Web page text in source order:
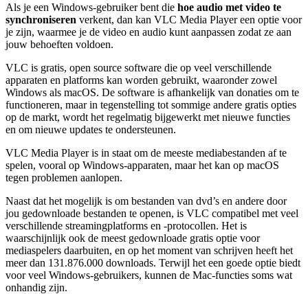
Als je een Windows-gebruiker bent die hoe audio met video te
synchroniseren verkent, dan kan VLC Media Player een optie voor
je zijn, waarmee je de video en audio kunt aanpassen zodat ze aan
jouw behoeften voldoen.
VLC is gratis, open source software die op veel verschillende
apparaten en platforms kan worden gebruikt, waaronder zowel
Windows als macOS. De software is afhankelijk van donaties om te
functioneren, maar in tegenstelling tot sommige andere gratis opties
op de markt, wordt het regelmatig bijgewerkt met nieuwe functies
en om nieuwe updates te ondersteunen.
VLC Media Player is in staat om de meeste mediabestanden af te
spelen, vooral op Windows-apparaten, maar het kan op macOS
tegen problemen aanlopen.
Naast dat het mogelijk is om bestanden van dvd’s en andere door
jou gedownloade bestanden te openen, is VLC compatibel met veel
verschillende streamingplatforms en -protocollen. Het is
waarschijnlijk ook de meest gedownloade gratis optie voor
mediaspelers daarbuiten, en op het moment van schrijven heeft het
meer dan 131.876.000 downloads. Terwijl het een goede optie biedt
voor veel Windows-gebruikers, kunnen de Mac-functies soms wat
onhandig zijn.